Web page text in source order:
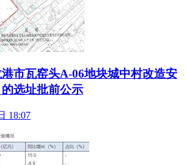
市瓦窑头A-06地块城中村改造安
选址批前公示
18:07